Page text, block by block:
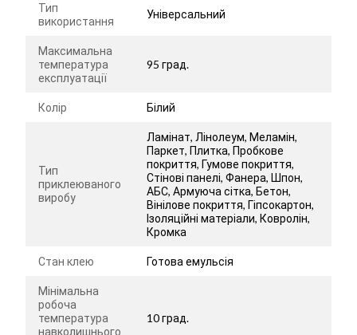
Тип
використання
Універсальний
Максимальна
температура
експлуатації
95 град.
Колір Білий
Тип
приклеюваного
виробу
Ламінат, Лінолеум, Меламін,
Паркет, Плитка, Пробкове
покриття, Гумове покриття,
Стінові панелі, Фанера, Шпон,
АБС, Армуюча сітка, Бетон,
Вінілове покриття, Гіпсокартон,
Ізоляційні матеріали, Ковролін,
Кромка
Стан клею Готова емульсія
Мінімальна
робоча
температура
навколишнього
10 град.